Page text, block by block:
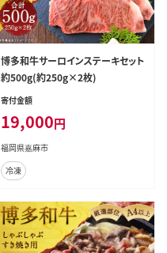
博多和牛サーロインステーキセット
約500g(約250g×2枚)
寄付金額
19,000円
福岡県嘉麻市
冷凍